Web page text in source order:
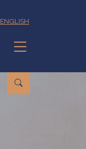
ENGLISH
Podmenu